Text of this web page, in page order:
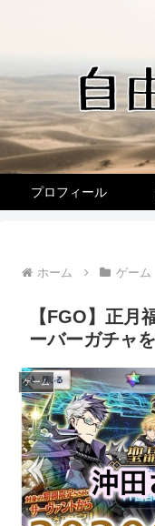
プロフィール
ホーム ゲーム
【FGO】正月
ーバーガチャ
ゲーム